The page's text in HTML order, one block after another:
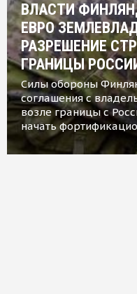
ВЛАСТИ
ЕВРО
РАЗРЕШЕНИЕ
ГРАНИЦЫ
Силы обороны
соглашения с
возле границы с
начать